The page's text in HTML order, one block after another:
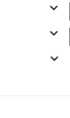
keyboard_arrow_down
keyboard_arrow_down
keyboard_arrow_down